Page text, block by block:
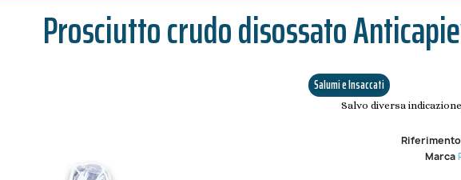
Prosciutto crudo disossato
Salumi e Insaccati
Salvo diversa
Riferimento
Marca